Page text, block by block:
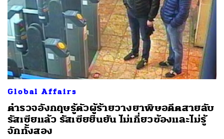
Global Affairs
ตำรวจอังกฤษรู้ตัวผู้ร้ายวางยาพิษอดีตสายลับ
รัสเซียแล้ว รัสเซียยืนยัน ไม่เกี่ยวข้องและไม่รู้
จักทั้งสอง
ค้นหา
SHARE TWEET LINE EMAIL